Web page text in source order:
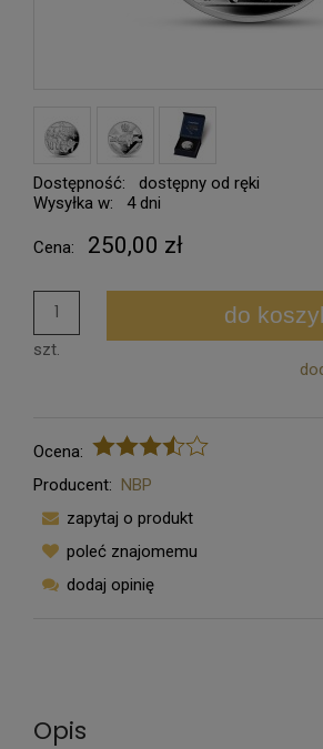
Dostępność:
dostępny od ręki
Wysyłka w:
4 dni
Cena: 250,00 zł
szt.
do
Ocena:
Producent:
NBP
zapytaj o produkt
poleć znajomemu
dodaj opinię
Opis